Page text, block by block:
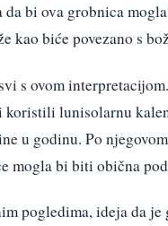
da bi ova grobnica
kao biće povezano s
s ovom
lunisolarnu
u godinu. Po
mogla bi biti obična
pogledima, ideja da